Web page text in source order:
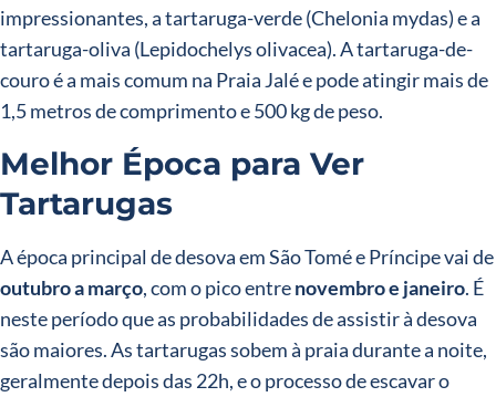
impressionantes, a tartaruga-verde (Chelonia mydas) e a
tartaruga-oliva (Lepidochelys olivacea). A tartaruga-de-
couro é a mais comum na Praia Jalé e pode atingir mais de
1,5 metros de comprimento e 500 kg de peso.
Melhor Época para Ver
Tartarugas
A época principal de desova em São Tomé e Príncipe vai de
outubro a março, com o pico entrenovembro e janeiro. É
neste período que as probabilidades de assistir à desova
são maiores. As tartarugas sobem à praia durante a noite,
geralmente depois das 22h, e o processo de escavar o